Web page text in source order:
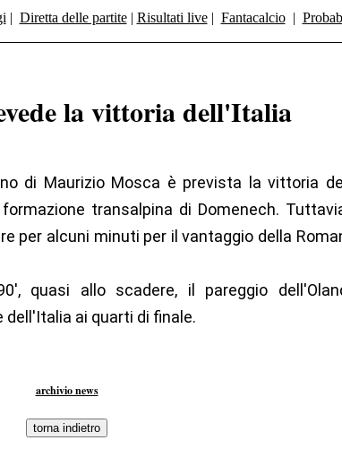
| Diretta delle partite| Risultati live| Fantacalcio|
la vittoria dell'Italia
di Maurizio Mosca è prevista la vittoria
transalpina di Domenech.
per alcuni minuti per il vantaggio della
quasi allo scadere, il pareggio
ai quarti di finale.
archivio news